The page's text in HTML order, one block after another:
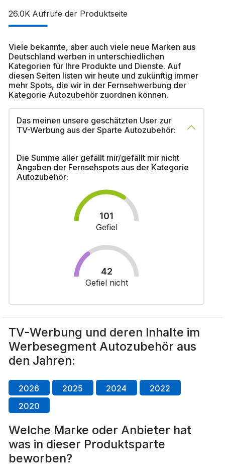
26.0K Aufrufe der Produktseite
Viele bekannte, aber auch viele neue Marken aus
Deutschland werben in unterschiedlichen
Kategorien für Ihre Produkte und Dienste. Auf
diesen Seiten listen wir heute und zukünftig immer
mehr Spots, die wir in der Fernsehwerbung der
Kategorie Autozubehör zuordnen können.
Das meinen unsere geschätzten User zur
TV-Werbung aus der Sparte Autozubehör:
Die Summe aller gefällt mir/gefällt mir nicht
Angaben der Fernsehspots aus der Kategorie
Autozubehör:
101
Gefiel
42
Gefiel nicht
TV-Werbung und deren Inhalte im
Werbesegment Autozubehör aus
den Jahren:
2026 2025 2024
2022
2020
Welche Marke oder Anbieter hat
was in dieser Produktsparte
beworben?